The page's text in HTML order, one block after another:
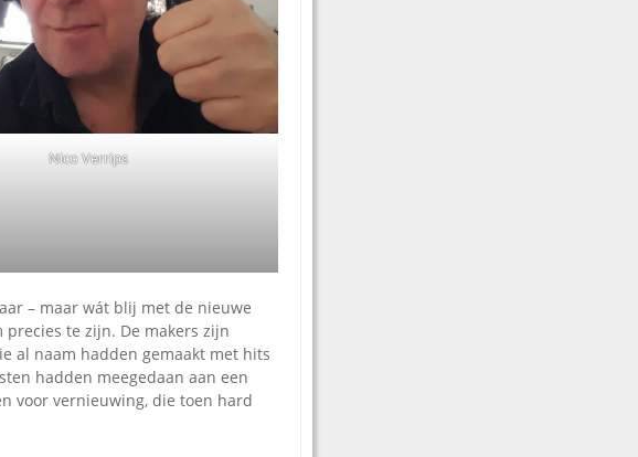
Nico Verrips
– maar wát blij met de nieuwe
precies te zijn. De makers zijn
al naam hadden gemaakt met hits
hadden meegedaan aan een
voor vernieuwing, die toen hard